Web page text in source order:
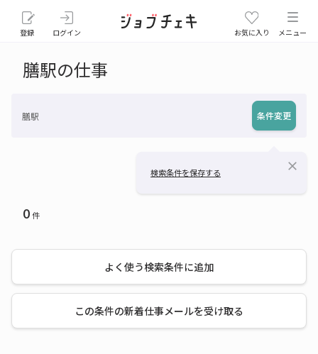
登録 ログイン お気に入り メニュー
膳駅の仕事
膳駅 条件変更
検索条件を保存する close
0件
よく使う検索条件に追加
この条件の新着仕事メールを受け取る